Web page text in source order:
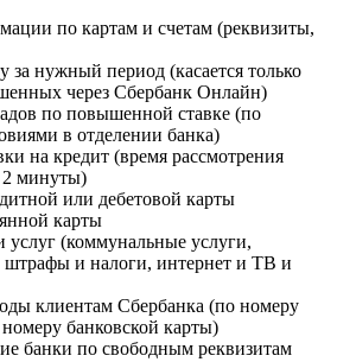
по картам и счетам (реквизиты,
за нужный период (касается только
через Сбербанк Онлайн)
по повышенной ставке (по
в отделении банка)
на кредит (время рассмотрения
2 минуты)
или дебетовой карты
карты
услуг (коммунальные услуги,
штрафы и налоги, интернет и ТВ и
клиентам Сбербанка (по номеру
банковской карты)
банки по свободным реквизитам